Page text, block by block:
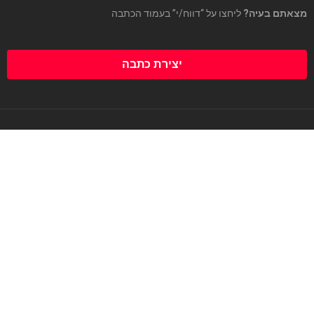
מצאתם בעיה? ליחצו על “דווח/י” בעמוד הכתבה
יצירת כתבה